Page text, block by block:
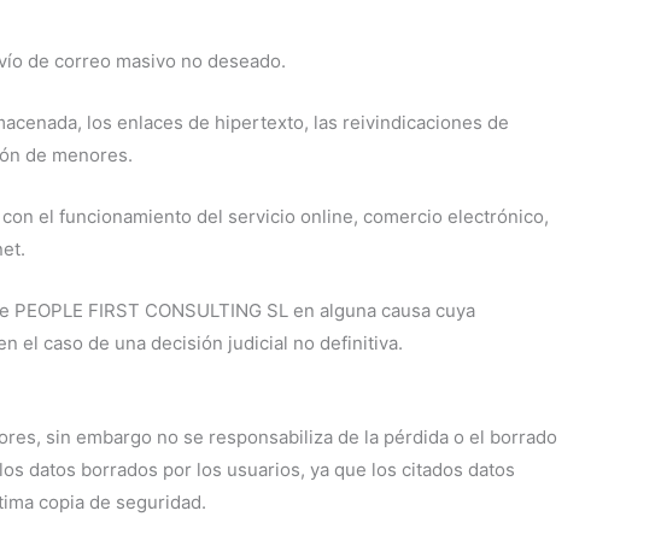
de correo masivo no deseado.
los enlaces de hipertexto, las reivindicaciones de
de menores.
el funcionamiento del servicio online, comercio electrónico,
FIRST CONSULTING SL en alguna causa cuya
el caso de una decisión judicial no definitiva.
sin embargo no se responsabiliza de la pérdida o el borrado
datos borrados por los usuarios, ya que los citados datos
copia de seguridad.